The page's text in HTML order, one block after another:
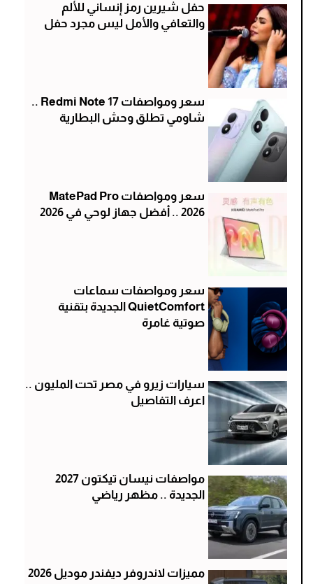
حفل شيرين رمز إنساني للألم
والتعافي والأمل ليس مجرد حفل
سعر ومواصفات Redmi Note 17 ..
شاومي تطلق وحش البطارية
سعر ومواصفات MatePad Pro
2026 .. أفضل جهاز لوحي في 2026
سعر ومواصفات سماعات
QuietComfort الجديدة بتقنية
صوتية غامرة
سيارات زيرو في مصر تحت المليون ..
اعرف التفاصيل
مواصفات نيسان تيكتون 2027
الجديدة .. مظهر رياضي
مميزات لاندروفر ديفندر موديل 2026